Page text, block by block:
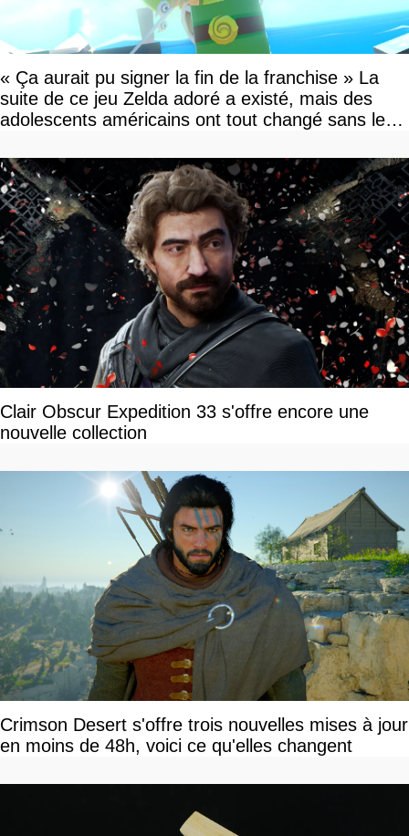
« Ça aurait pu signer la fin de la franchise » La
suite de ce jeu Zelda adoré a existé, mais des
adolescents américains ont tout changé sans le
Clair Obscur Expedition 33 s'offre encore une
nouvelle collection
Crimson Desert s'offre trois nouvelles mises à jour
en moins de 48h, voici ce qu'elles changent